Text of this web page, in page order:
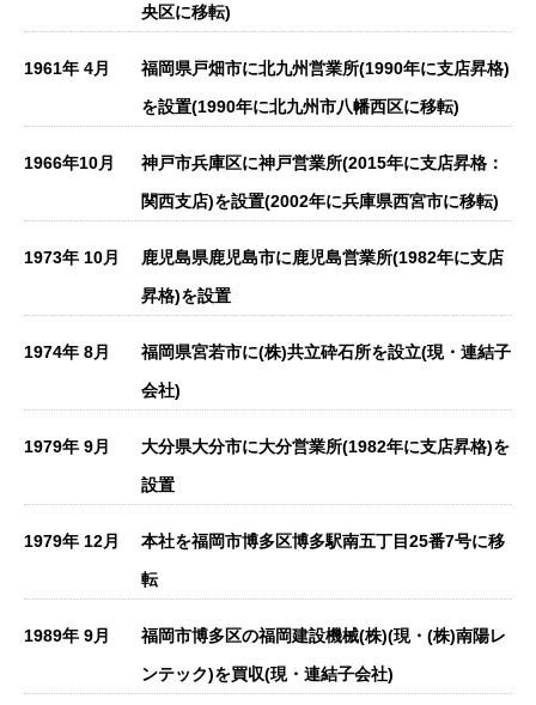
央区に移転)
1961年 4月
福岡県戸畑市に北九州営業所(1990年に支店昇格)
を設置(1990年に北九州市八幡西区に移転)
1966年10月
神戸市兵庫区に神戸営業所(2015年に支店昇格：
関西支店)を設置(2002年に兵庫県西宮市に移転)
1973年 10月
鹿児島県鹿児島市に鹿児島営業所(1982年に支店
昇格)を設置
1974年 8月
福岡県宮若市に(株)共立砕石所を設立(現・連結子
会社)
1979年 9月
大分県大分市に大分営業所(1982年に支店昇格)を
設置
1979年 12月
本社を福岡市博多区博多駅南五丁目25番7号に移
転
1989年 9月
福岡市博多区の福岡建設機械(株)(現・(株)南陽レ
ンテック)を買収(現・連結子会社)